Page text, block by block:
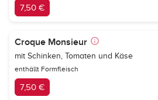
7,50 €
Croque Monsieur
mit Schinken, Tomaten und Käse
enthällt Formfleisch
7,50 €